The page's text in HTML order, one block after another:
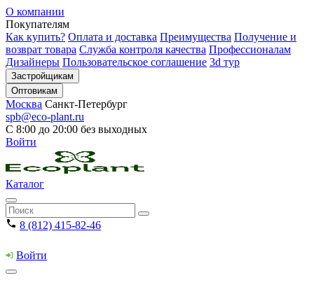
О компании
Покупателям
Как купить? Оплата и доставка Преимущества Получение и
возврат товара Служба контроля качества Профессионалам
Дизайнеры Пользовательское соглашение 3d тур
Застройщикам
Оптовикам
Москва Санкт-Петербург
spb@eco-plant.ru
С 8:00 до 20:00 без выходных
Войти
Каталог
8 (812) 415-82-46
Войти